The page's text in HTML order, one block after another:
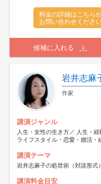
料金の詳細はこちら
お問い合わせくださ
候補に入れる
岩井志麻
作家
講演ジャンル
人生・女性の生き方／ 人生・
ライフスタイル・恋愛・婚活・
講演テーマ
岩井志麻子の処世術（対談形式）
講演料金目安